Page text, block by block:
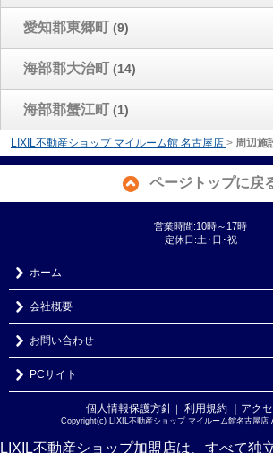
愛知郡東郷町 (9)
海部郡大治町 (14)
海部郡蟹江町 (1)
LIXIL不動産ショップ マイルーム館 名古屋店 > 周辺施
ページトップに戻
営業時間:10時～17時
定休日:土･日･祝
ホーム
会社概要
お問い合わせ
PCサイト
個人情報保護方針｜ 利用規約 ｜アク
Copyright(c) LIXIL不動産ショップ マイルーム館名古屋店
LIXIL不動産ショップ加盟店は、すべて独